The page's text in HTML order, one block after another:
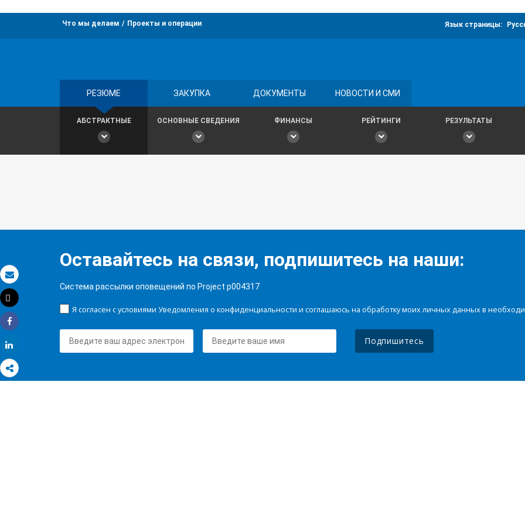
Электронная почта
Распечатать
Tweet
Share
Что мы делаем Проекты и операции Язык страницы:
РЕЗЮМЕ ЗАКУПКА ДОКУМЕНТЫ НОВОСТИ И СМИ
АБСТРАКТНЫЕ ОСНОВНЫЕ СВЕДЕНИЯ ФИНАНСЫ РЕЙТИНГИ РЕЗУЛЬТАТЫ
Оставайтесь на связи, подпишитесь на наши:
Система рассылки оповещений по Project p004317
Я согласен с условиями Уведомления о конфиденциальности и соглашаюсь на обработку моих личных данных в
Подпишитесь